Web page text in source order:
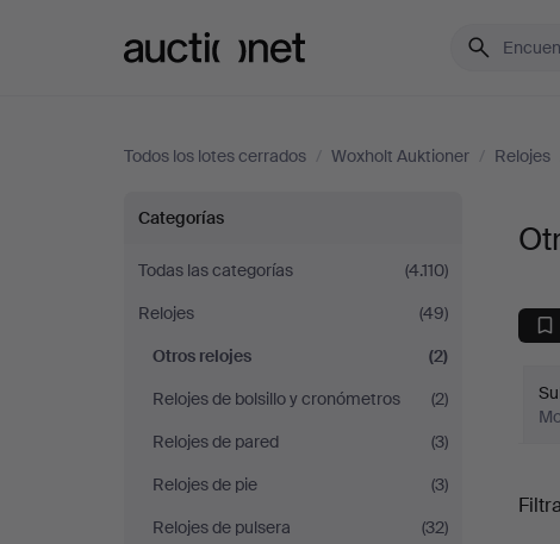
Todos los lotes cerrados / Woxholt Auktioner / Relojes
Otros
relojes
en
Woxholt
Auktioner
Categorías
Todas las categorías
(4.110)
Relojes
(49)
Otros relojes
(2)
Relojes de bolsillo y cronómetros
(2)
Relojes de pared
(3)
Relojes de pie
(3)
Relojes de pulsera
(32)
de